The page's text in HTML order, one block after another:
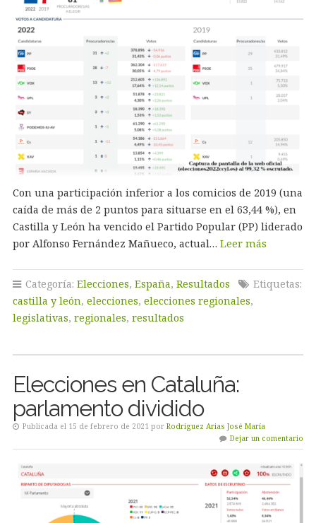
Con una participación inferior a los comicios de 2019 (una
caída de más de 2 puntos para situarse en el 63,44 %), en
Castilla y León ha vencido el Partido Popular (PP) liderado
por Alfonso Fernández Mañueco, actual… Leer más
Categoría: Elecciones, España, Resultados
Etiquetas:
castilla y león, elecciones, elecciones regionales,
legislativas, regionales, resultados
Elecciones en Cataluña:
parlamento dividido
Publicada el 15 de febrero de 2021 por Rodríguez Arias José María
Dejar un comentario